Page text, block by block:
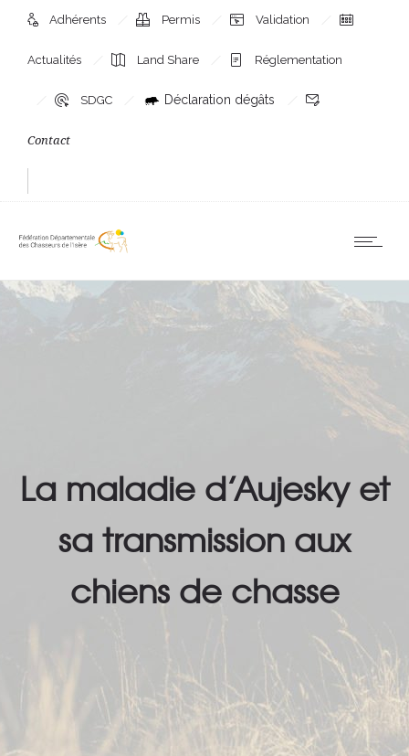
Adhérents Permis Validation
Actualités Land Share Réglementation
SDGC Déclaration dégâts
Contact
La maladie d’Aujesky et
sa transmission aux
chiens de chasse